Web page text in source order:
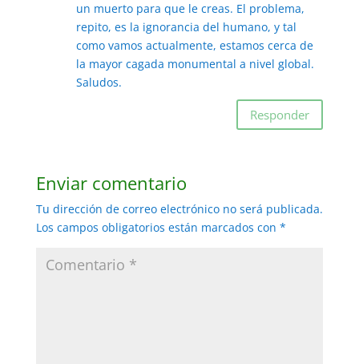
un muerto para que le creas. El problema,
repito, es la ignorancia del humano, y tal
como vamos actualmente, estamos cerca de
la mayor cagada monumental a nivel global.
Saludos.
Responder
Enviar comentario
Tu dirección de correo electrónico no será publicada.
Los campos obligatorios están marcados con *